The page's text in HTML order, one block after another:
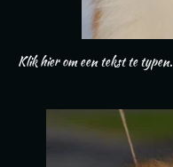
Klik hier om een tekst te typen.